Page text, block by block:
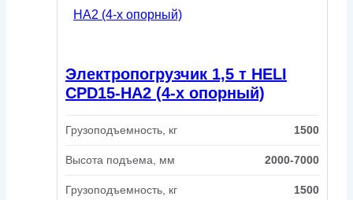
Электропогрузчик 1,5 т HELI
CPD15-HA2 (4-х опорный)
Грузоподъемность, кг 1500
Высота подъема, мм 2000-7000
Грузоподъемность, кг 1500